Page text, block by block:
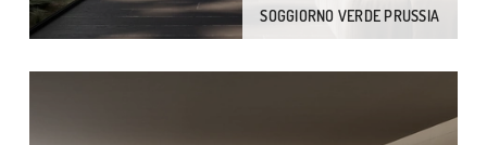
SOGGIORNO VERDE PRUSSIA